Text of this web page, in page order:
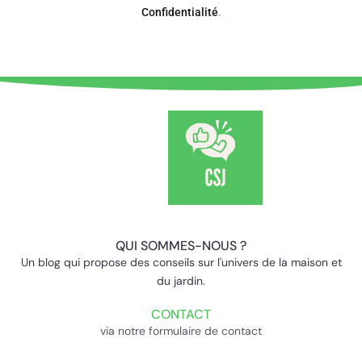
Confidentialité.
QUI SOMMES-NOUS ?
Un blog qui propose des conseils sur l'univers de la maison et
du jardin.
CONTACT
via notre formulaire de contact